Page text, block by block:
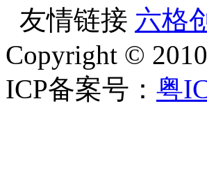
友情链接 六格
Copyright ©
ICP备案号： 粤